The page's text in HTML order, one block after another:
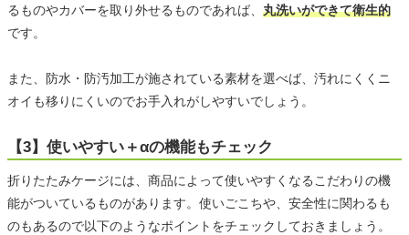
るものやカバーを取り外せるものであれば、 丸洗いができて衛生的
です。
また、防水・防汚加工が施されている素材を選べば、汚れにくくニ
オイも移りにくいのでお手入れがしやすいでしょう。
【3】使いやすい＋αの機能もチェック
折りたたみケージには、商品によって使いやすくなるこだわりの機
能がついているものがあります。使いごこちや、安全性に関わるも
のもあるので以下のようなポイントをチェックしておきましょう。